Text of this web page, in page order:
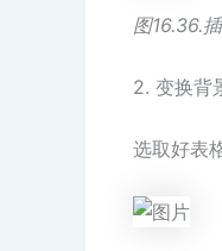
图16.36.
2. 变换背
选取好表